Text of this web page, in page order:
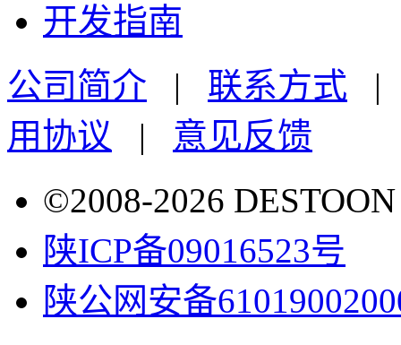
开发指南
公司简介 | 联系方式
用协议 | 意见反馈
©2008-2026
陕ICP备09016523号
陕公网安备